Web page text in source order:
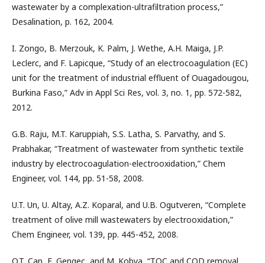
wastewater by a complexation-ultrafiltration process,”
Desalination, p. 162, 2004.
I. Zongo, B. Merzouk, K. Palm, J. Wethe, A.H. Maiga, J.P.
Leclerc, and F. Lapicque, “Study of an electrocoagulation (EC)
unit for the treatment of industrial effluent of Ouagadougou,
Burkina Faso,” Adv in Appl Sci Res, vol. 3, no. 1, pp. 572-582,
2012.
G.B. Raju, M.T. Karuppiah, S.S. Latha, S. Parvathy, and S.
Prabhakar, “Treatment of wastewater from synthetic textile
industry by electrocoagulation-electrooxidation,” Chem
Engineer, vol. 144, pp. 51-58, 2008.
U.T. Un, U. Altay, A.Z. Koparal, and U.B. Ogutveren, “Complete
treatment of olive mill wastewaters by electrooxidation,”
Chem Engineer, vol. 139, pp. 445-452, 2008.
O.T. Can, E. Gengec, and M. Kobya, “TOC and COD removal